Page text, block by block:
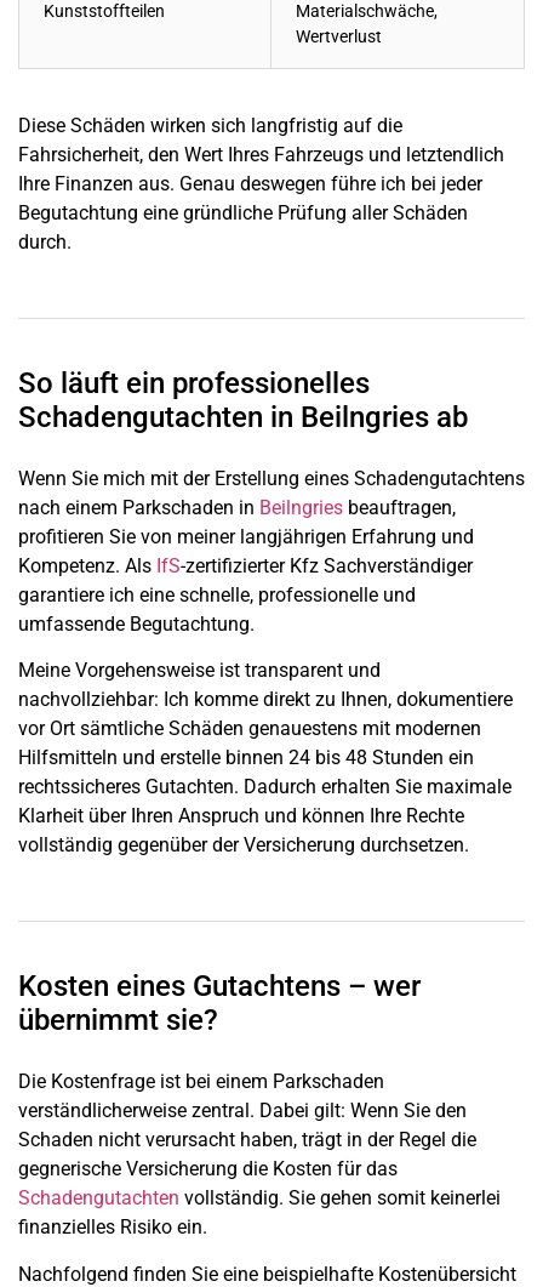
Kunststoffteilen
Materialschwäche,
Wertverlust
Diese Schäden wirken sich langfristig auf die
Fahrsicherheit, den Wert Ihres Fahrzeugs und letztendlich
Ihre Finanzen aus. Genau deswegen führe ich bei jeder
Begutachtung eine gründliche Prüfung aller Schäden
durch.
So läuft ein professionelles
Schadengutachten in Beilngries ab
Wenn Sie mich mit der Erstellung eines Schadengutachtens
nach einem Parkschaden in Beilngries beauftragen,
profitieren Sie von meiner langjährigen Erfahrung und
Kompetenz. Als IfS-zertifizierter Kfz Sachverständiger
garantiere ich eine schnelle, professionelle und
umfassende Begutachtung.
Meine Vorgehensweise ist transparent und
nachvollziehbar: Ich komme direkt zu Ihnen, dokumentiere
vor Ort sämtliche Schäden genauestens mit modernen
Hilfsmitteln und erstelle binnen 24 bis 48 Stunden ein
rechtssicheres Gutachten. Dadurch erhalten Sie maximale
Klarheit über Ihren Anspruch und können Ihre Rechte
vollständig gegenüber der Versicherung durchsetzen.
Kosten eines Gutachtens – wer
übernimmt sie?
Die Kostenfrage ist bei einem Parkschaden
verständlicherweise zentral. Dabei gilt: Wenn Sie den
Schaden nicht verursacht haben, trägt in der Regel die
gegnerische Versicherung die Kosten für das
Schadengutachten vollständig. Sie gehen somit keinerlei
finanzielles Risiko ein.
Nachfolgend finden Sie eine beispielhafte Kostenübersicht